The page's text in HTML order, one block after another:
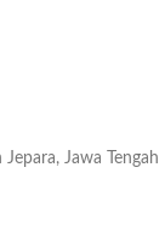
Jawa Tengah